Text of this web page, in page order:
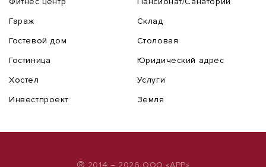
Гараж
Гостевой дом
Гостиница
Хостел
Инвестпроект
Склад
Столовая
Юридический адрес
Услуги
Земля
2014 – 2026 ООО «АРР»